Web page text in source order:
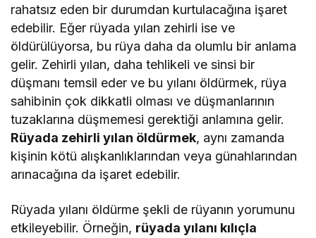
rahatsız eden bir durumdan kurtulacağına işaret
edebilir. Eğer rüyada yılan zehirli ise ve
öldürülüyorsa, bu rüya daha da olumlu bir anlama
gelir. Zehirli yılan, daha tehlikeli ve sinsi bir
düşmanı temsil eder ve bu yılanı öldürmek, rüya
sahibinin çok dikkatli olması ve düşmanlarının
tuzaklarına düşmemesi gerektiği anlamına gelir.
Rüyada zehirli yılan öldürmek, aynı zamanda
kişinin kötü alışkanlıklarından veya günahlarından
arınacağına da işaret edebilir.
Rüyada yılanı öldürme şekli de rüyanın yorumunu
etkileyebilir. Örneğin, rüyada yılanı kılıçla